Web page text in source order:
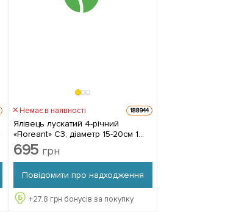
Немає в наявності 188944
Ялівець лускатий 4-річний
«Floreant» С3, діаметр 15-20см 1
саджанець в упаковці
695 грн
Повідомити про надходження
+27.8 грн бонусів за покупку